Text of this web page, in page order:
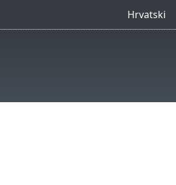
Hrvatski